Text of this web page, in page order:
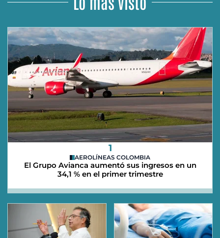
1
AEROLÍNEAS COLOMBIA
El Grupo Avianca aumentó sus ingresos en un
34,1 % en el primer trimestre